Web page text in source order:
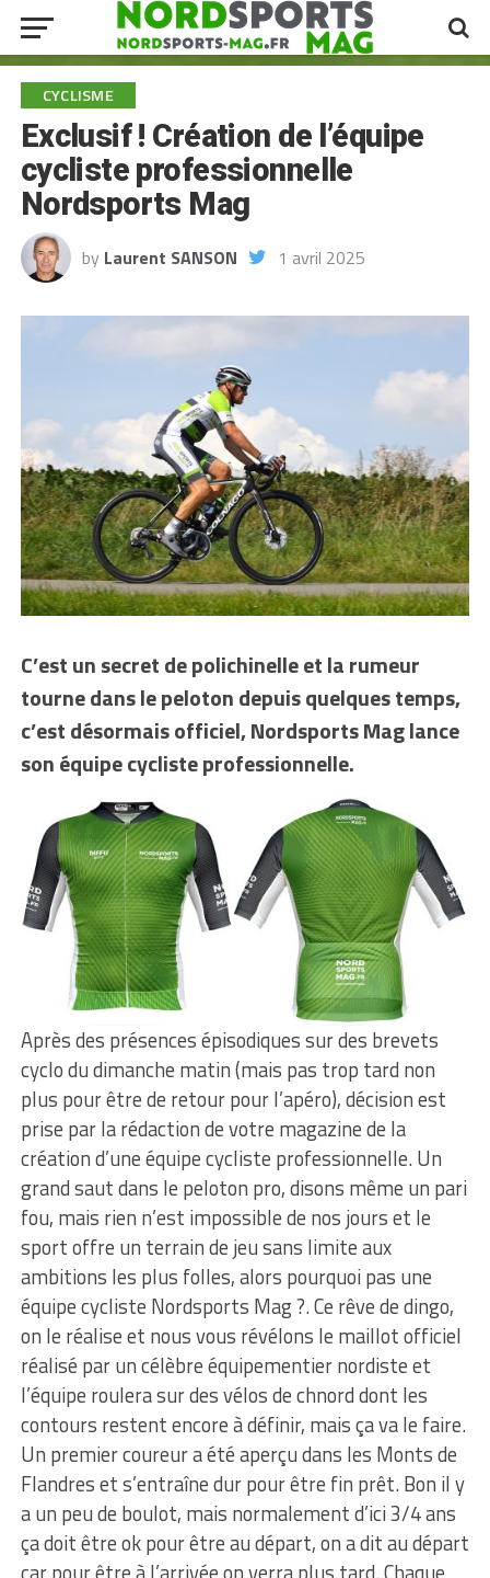
CYCLISME
Exclusif ! Création de l’équipe
cycliste professionnelle
Nordsports Mag
by Laurent SANSON 1 avril 2025
C’est un secret de polichinelle et la rumeur
tourne dans le peloton depuis quelques temps,
c’est désormais officiel, Nordsports Mag lance
son équipe cycliste professionnelle.
Après des présences épisodiques sur des brevets
cyclo du dimanche matin (mais pas trop tard non
plus pour être de retour pour l’apéro), décision est
prise par la rédaction de votre magazine de la
création d’une équipe cycliste professionnelle. Un
grand saut dans le peloton pro, disons même un pari
fou, mais rien n’est impossible de nos jours et le
sport offre un terrain de jeu sans limite aux
ambitions les plus folles, alors pourquoi pas une
équipe cycliste Nordsports Mag ?. Ce rêve de dingo,
on le réalise et nous vous révélons le maillot officiel
réalisé par un célèbre équipementier nordiste et
l’équipe roulera sur des vélos de chnord dont les
contours restent encore à définir, mais ça va le faire.
Un premier coureur a été aperçu dans les Monts de
Flandres et s’entraîne dur pour être fin prêt. Bon il y
a un peu de boulot, mais normalement d’ici 3/4 ans
ça doit être ok pour être au départ, on a dit au départ